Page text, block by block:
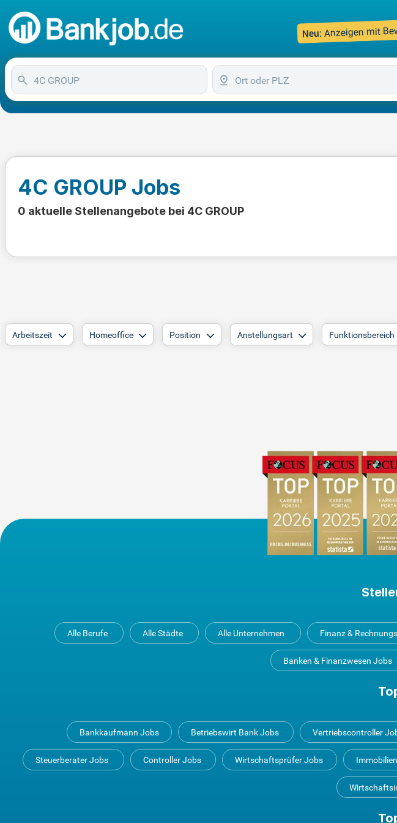
Neu: Anzeigen mit
4C GROUP Jobs
0 aktuelle Stellenangebote bei 4C GROUP
Arbeitszeit Homeoffice Position Anstellungsart Funktionsbereich
Alle Berufe Alle Städte Alle Unternehmen Finanz &
Banken & Finanzwesen Jobs
Bankkaufmann Jobs Betriebswirt Bank Jobs Vertriebscontroller
Steuerberater Jobs Controller Jobs Wirtschaftsprüfer Jobs